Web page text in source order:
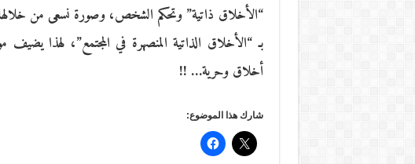
“الأخلاق ذاتية” وتحكم الشخص، وصورة نسعى من
بـ “الأخلاق الذاتية المنصهرة في المجتمع”، لهذا
أخلاق وحرية… !!
شارك هذا الموضوع: